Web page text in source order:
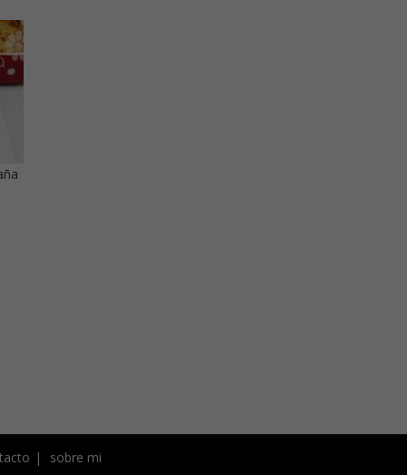
sobre mi